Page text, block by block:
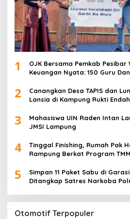
1
OJK Bersama Pemkab Pesibar
Keuangan Nyata: 150 Guru
2
Canangkan Desa TAPIS dan
Lansia di Kampung Rukti
Desa
3
Mahasiswa UIN Raden Intan
JMSI Lampung
4
Tinggal Finishing, Rumah Pak
Rampung Berkat Program
5
Simpan 11 Paket Sabu di
Ditangkap Satres Narkoba
Otomotif Terpopuler